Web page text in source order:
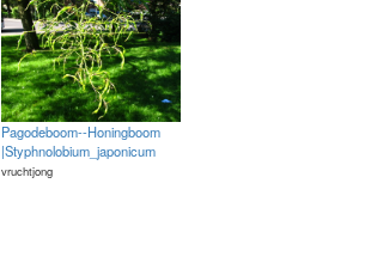
Pagodeboom--Honingboom
|Styphnolobium_japonicum
vruchtjong